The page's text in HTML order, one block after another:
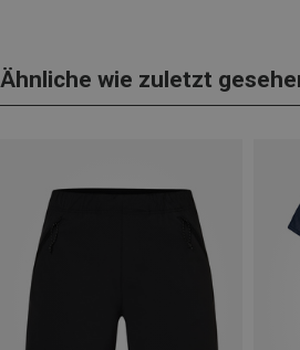
Ähnliche wie zuletzt